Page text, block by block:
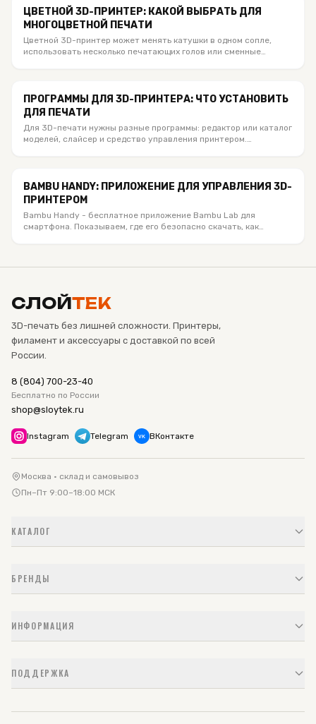
ЦВЕТНОЙ 3D-ПРИНТЕР: КАКОЙ ВЫБРАТЬ ДЛЯ
МНОГОЦВЕТНОЙ ПЕЧАТИ
Цветной 3D-принтер может менять катушки в одном сопле,
использовать несколько печатающих голов или сменные
ПРОГРАММЫ ДЛЯ 3D-ПРИНТЕРА: ЧТО УСТАНОВИТЬ
ДЛЯ ПЕЧАТИ
Для 3D-печати нужны разные программы: редактор или каталог
моделей, слайсер и средство управления принтером.
BAMBU HANDY: ПРИЛОЖЕНИЕ ДЛЯ УПРАВЛЕНИЯ 3D-
ПРИНТЕРОМ
Bambu Handy - бесплатное приложение Bambu Lab для
смартфона. Показываем, где его безопасно скачать, как
СЛОЙТЕК
3D-печать без лишней сложности. Принтеры,
филамент и аксессуары с доставкой по всей
России.
8 (804) 700-23-40
Бесплатно по России
shop@sloytek.ru
Instagram Telegram VK ВКонтакте
Москва · склад и самовывоз
Пн–Пт 9:00–18:00 МСК
КАТАЛОГ
БРЕНДЫ
ИНФОРМАЦИЯ
ПОДДЕРЖКА